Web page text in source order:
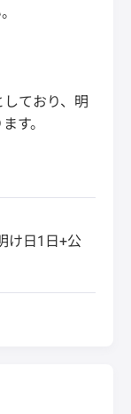
しており、明
す。
け日1日+公